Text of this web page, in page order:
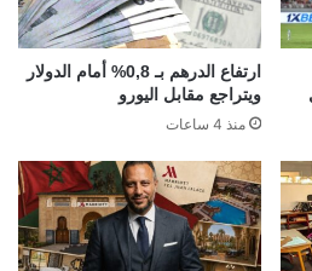
ارتفاع الدرهم بـ 0,8% أمام الدولار
ويتراجع مقابل اليورو
منذ 4 ساعات